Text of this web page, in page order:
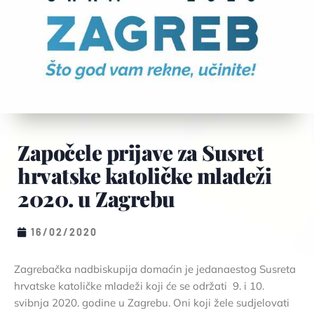
Započele prijave za Susret
hrvatske katoličke mladeži
2020. u Zagrebu
16/02/2020
Zagrebačka nadbiskupija domaćin je jedanaestog Susreta
hrvatske katoličke mladeži koji će se održati 9. i 10.
svibnja 2020. godine u Zagrebu. Oni koji žele sudjelovati